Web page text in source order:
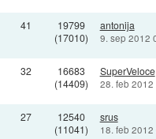
41
19799
(17010)
antonija
9. sep 2012
32
16683
(14409)
SuperVeloce
28. feb 2012
27
12540
(11041)
srus
18. feb